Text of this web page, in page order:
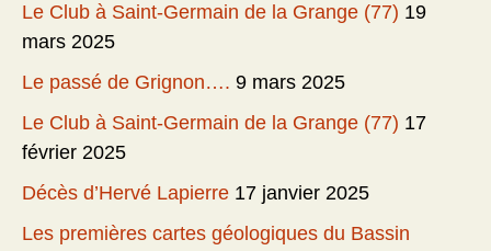
Le Club à Saint-Germain de la Grange (77) 19
mars 2025
Le passé de Grignon…. 9 mars 2025
Le Club à Saint-Germain de la Grange (77) 17
février 2025
Décès d’Hervé Lapierre 17 janvier 2025
Les premières cartes géologiques du Bassin